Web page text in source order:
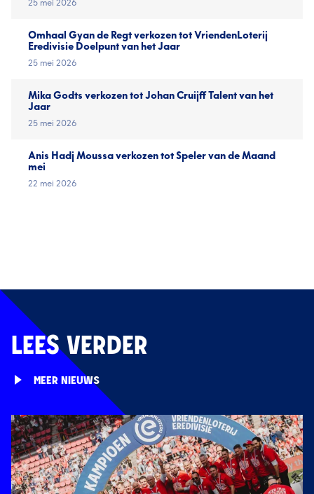
25 mei 2026
Omhaal Gyan de Regt verkozen tot VriendenLoterij
Eredivisie Doelpunt van het Jaar
25 mei 2026
Mika Godts verkozen tot Johan Cruijff Talent van het
Jaar
25 mei 2026
Anis Hadj Moussa verkozen tot Speler van de Maand
mei
22 mei 2026
LEES VERDER
MEER NIEUWS